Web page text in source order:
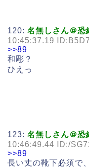
120: 名無しさん＠恐
10:45:37.19
>>89
和彫？
ひえっ
123: 名無しさん＠恐
10:46:49.44 ID:/
>>89
長い丈の靴下必須で